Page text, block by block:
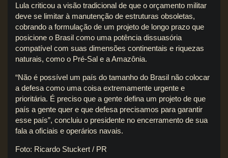
Lula criticou a visão tradicional de que o orçamento militar
deve se limitar à manutenção de estruturas obsoletas,
cobrando a formulação de um projeto de longo prazo que
posicione o Brasil como uma potência dissuasória
compatível com suas dimensões continentais e riquezas
naturais, como o Pré-Sal e a Amazônia.
“Não é possível um país do tamanho do Brasil não colocar
a defesa como uma coisa extremamente urgente e
prioritária. É preciso que a gente defina um projeto de que
país a gente quer e que defesa precisamos para garantir
esse país”, concluiu o presidente no encerramento de sua
fala a oficiais e operários navais.
Foto: Ricardo Stuckert / PR